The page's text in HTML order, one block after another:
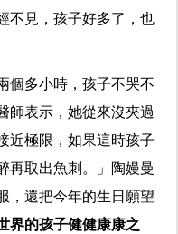
不見，孩子好多了，也
個多小時，孩子不哭不
師表示，她從來沒夾過
近極限，如果這時孩子
再取出魚刺。」陶嫚曼
，還把今年的生日願望
界的孩子健健康康之